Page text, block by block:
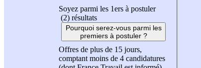
Soyez parmi les 1ers à postuler
(2) résultats
Pourquoi serez-vous parmi les
premiers à postuler ?
Offres de plus de 15 jours,
comptant moins de 4 candidatures